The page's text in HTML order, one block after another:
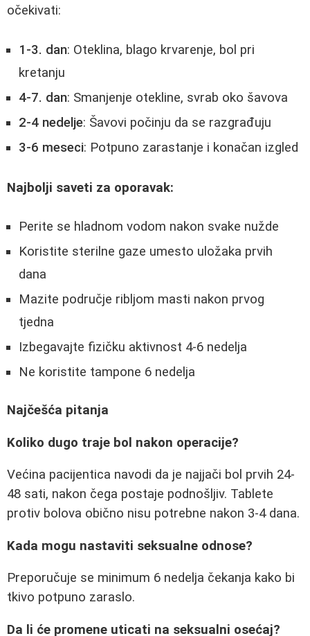
očekivati:
1-3. dan: Oteklina, blago krvarenje, bol pri
kretanju
4-7. dan: Smanjenje otekline, svrab oko šavova
2-4 nedelje: Šavovi počinju da se razgrađuju
3-6 meseci: Potpuno zarastanje i konačan izgled
Najbolji saveti za oporavak:
Perite se hladnom vodom nakon svake nužde
Koristite sterilne gaze umesto uložaka prvih
dana
Mazite područje ribljom masti nakon prvog
tjedna
Izbegavajte fizičku aktivnost 4-6 nedelja
Ne koristite tampone 6 nedelja
Najčešća pitanja
Koliko dugo traje bol nakon operacije?
Većina pacijentica navodi da je najjači bol prvih 24-
48 sati, nakon čega postaje podnošljiv. Tablete
protiv bolova obično nisu potrebne nakon 3-4 dana.
Kada mogu nastaviti seksualne odnose?
Preporučuje se minimum 6 nedelja čekanja kako bi
tkivo potpuno zaraslo.
Da li će promene uticati na seksualni osećaj?